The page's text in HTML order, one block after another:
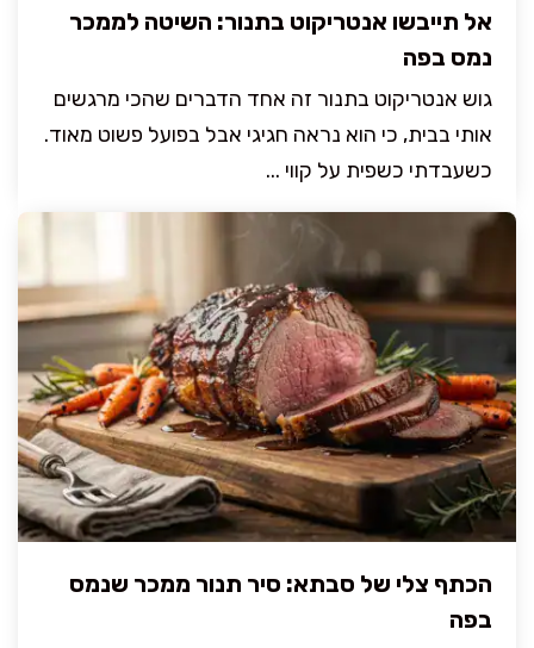
אל תייבשו אנטריקוט בתנור: השיטה לממכר
נמס בפה
גוש אנטריקוט בתנור זה אחד הדברים שהכי מרגשים
אותי בבית, כי הוא נראה חגיגי אבל בפועל פשוט מאוד.
כשעבדתי כשפית על קווי ...
הכתף צלי של סבתא: סיר תנור ממכר שנמס
בפה